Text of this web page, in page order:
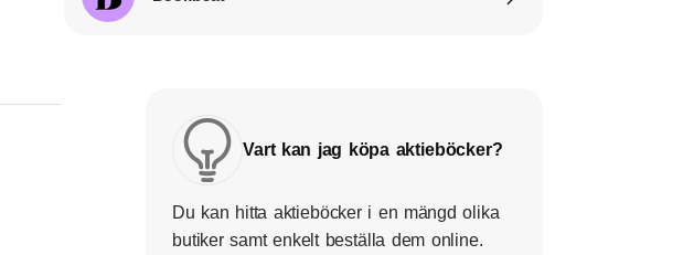
Vart kan jag köpa aktieböcker?
Du kan hitta aktieböcker i en mängd olika
butiker samt enkelt beställa dem online.